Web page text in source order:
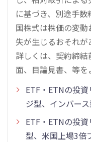
に基づき、別途手
国株式は株価の変
失が生じるおそれが
詳しくは、契約締
面、目論見書、等を
ETF・ETNの投
ジ型、インバー
ETF・ETNの投
型、米国上場3倍